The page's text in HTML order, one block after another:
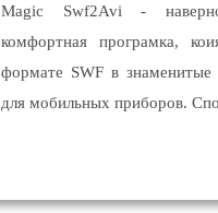
Magic Swf2Avi -
комфортная програмка,
формате SWF в
для мобильных приборов.